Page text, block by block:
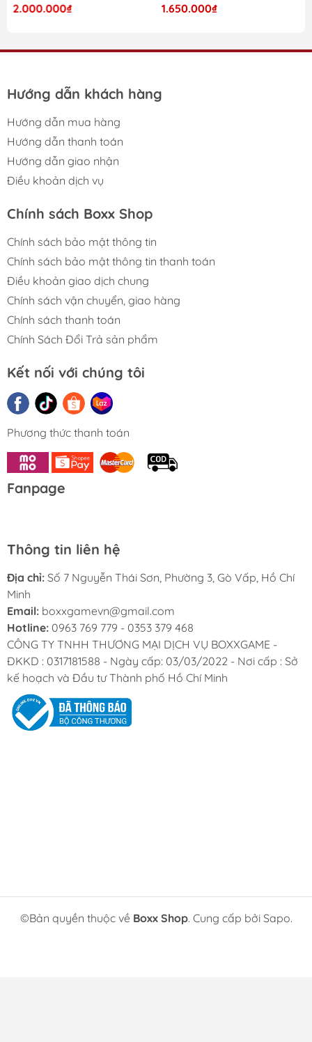
2.000.000₫
1.650.000₫
Hướng dẫn khách hàng
Hướng dẫn mua hàng
Hướng dẫn thanh toán
Hướng dẫn giao nhận
Điều khoản dịch vụ
Chính sách Boxx Shop
Chính sách bảo mật thông tin
Chính sách bảo mật thông tin thanh toán
Điều khoản giao dịch chung
Chính sách vận chuyển, giao hàng
Chính sách thanh toán
Chính Sách Đổi Trả sản phẩm
Kết nối với chúng tôi
Phương thức thanh toán
Fanpage
Thông tin liên hệ
Địa chỉ: Số 7 Nguyễn Thái Sơn, Phường 3, Gò Vấp, Hồ Chí
Minh
Email: boxxgamevn@gmail.com
Hotline: 0963 769 779 - 0353 379 468
CÔNG TY TNHH THƯƠNG MẠI DỊCH VỤ BOXXGAME -
ĐKKD : 0317181588 - Ngày cấp: 03/03/2022 - Nơi cấp : Sở
kế hoạch và Đầu tư Thành phố Hồ Chí Minh
©Bản quyền thuộc về Boxx Shop. Cung cấp bởi Sapo.